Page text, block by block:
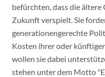
befürchten, dass die
Zukunft verspielt. Sie
generationengerechte
Kosten ihrer oder
wollen sie dabei
stehen unter dem Motto